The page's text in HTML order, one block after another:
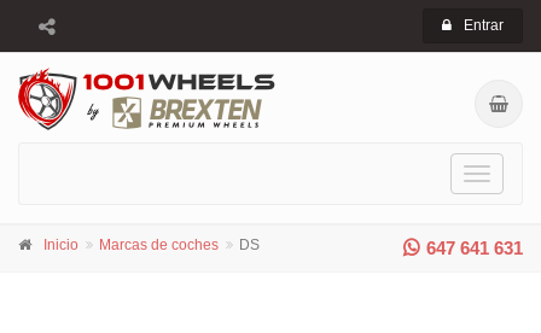
Entrar
Toggle
647 641 631
Inicio Marcas de coches DS